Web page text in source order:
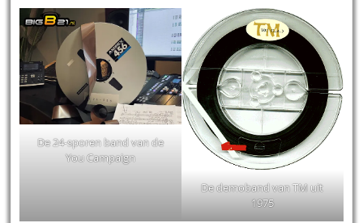
De 24-sporen band van de
You Campaign
De demoband van TM uit
1975